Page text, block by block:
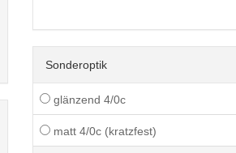
Sonderoptik
glänzend 4/0c
matt 4/0c (kratzfest)